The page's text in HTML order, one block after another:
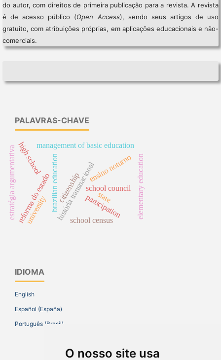
O nosso site usa
do autor, com direitos de primeira publicação para a revista. A revista
é de acesso público (Open Access), sendo seus artigos de uso
gratuito, com atribuições próprias, em aplicações educacionais e não-
comerciais.
PALAVRAS-CHAVE
história transnacional
brazilian education
management of basic education
school council
citizenship
participation
reforma do estado
university
ensino noturno
high school elementary education
estratégia argumentativa
school census
state
IDIOMA
English
Español (España)
Português (Brasil)